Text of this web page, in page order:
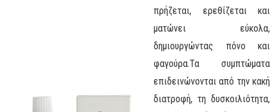
πρήζεται, ερεθίζεται και
ματώνει εύκολα,
δημιουργώντας πόνο και
φαγούρα.Τα συμπτώματα
επιδεινώνονται από την κακή
διατροφή, τη δυσκοιλιότητα,